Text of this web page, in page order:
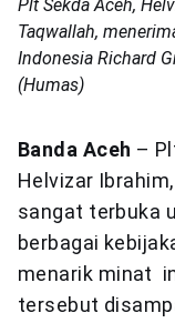
Plt Sekda Aceh,
Taqwallah,
Indonesia Richard
(Humas)
Banda Aceh –
Helvizar
sangat terbuka
berbagai
menarik minat
tersebut